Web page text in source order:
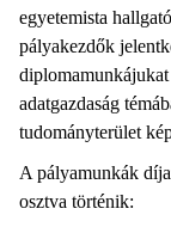
egyetemista
pályakezdők
adatgazdaság
tudományterület
A pályamunkák
osztva történik: